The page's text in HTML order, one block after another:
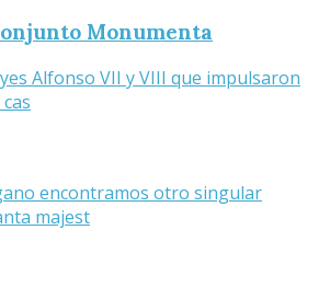
Monumenta
Alfonso VII y VIII que impulsaron
encontramos otro singular
majest